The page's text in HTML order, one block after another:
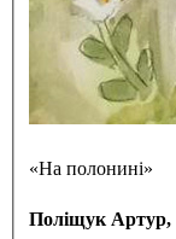
«На полонині»
Поліщук Артур,